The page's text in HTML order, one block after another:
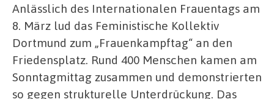
Anlässlich des Internationalen Frauentags am
8. März lud das Feministische Kollektiv
Dortmund zum „Frauenkampftag“ an den
Friedensplatz. Rund 400 Menschen kamen am
Sonntagmittag zusammen und demonstrierten
so gegen strukturelle Unterdrückung. Das